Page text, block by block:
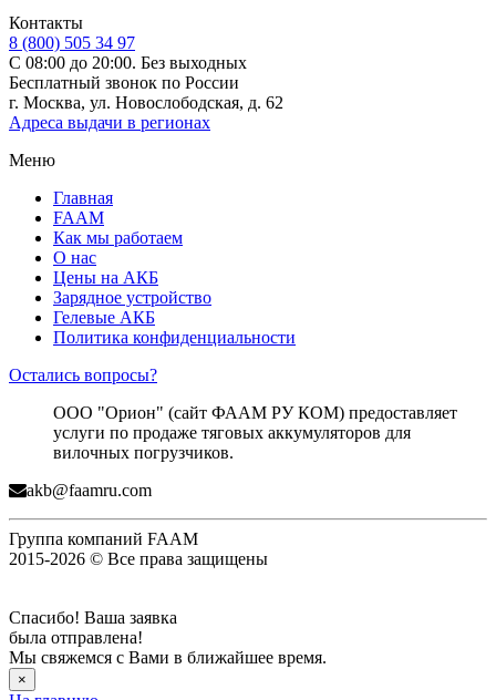
Контакты
8 (800) 505 34 97
С 08:00 до 20:00. Без выходных
Бесплатный звонок по России
г. Москва, ул. Новослободская, д. 62
Адреса выдачи в регионах
Меню
Главная
FAAM
Как мы работаем
О нас
Цены на АКБ
Зарядное устройство
Гелевые АКБ
Политика конфиденциальности
Остались вопросы?
ООО "Орион" (сайт ФААМ РУ КОМ) предоставляет
услуги по продаже тяговых аккумуляторов для
вилочных погрузчиков.
akb@faamru.com
Группа компаний FAAM
2015-2026 © Все права защищены
Спасибо! Ваша заявка
была отправлена!
Мы свяжемся с Вами в ближайшее время.
×